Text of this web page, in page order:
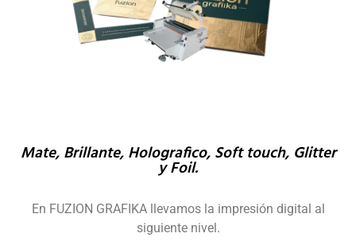
Mate, Brillante, Holografico, Soft touch, Glitter
y Foil.
En FUZION GRAFIKA llevamos la impresión digital al
siguiente nivel.